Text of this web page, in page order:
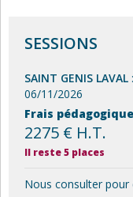
SESSIONS
SAINT GENIS LAVAL
06/11/2026
Frais
2275 € H.T.
Il reste 5 places
Nous consulter pour